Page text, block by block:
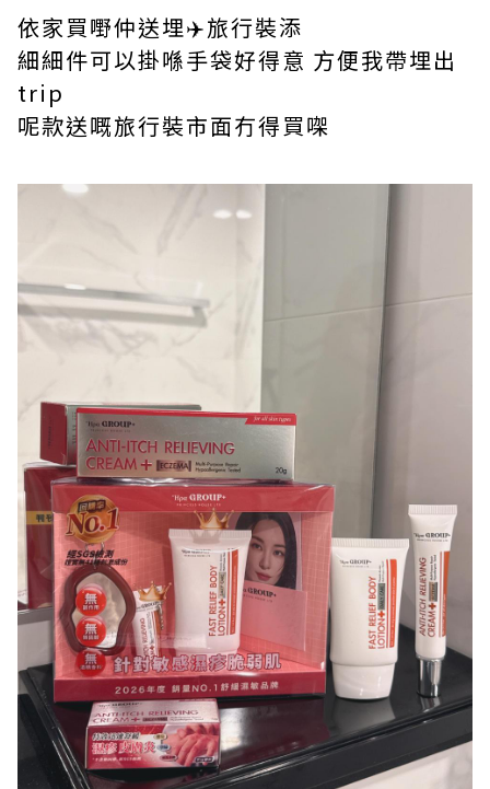
依家買嘢仲送埋✈️旅行裝添
細細件可以掛喺手袋好得意 方便我帶埋出
trip
呢款送嘅旅行裝市面冇得買㗎